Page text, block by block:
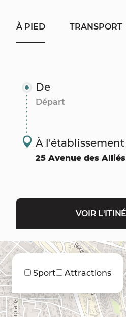
Sport Attractions
À PIED TRANSPORT
De
À l'établissement
25 Avenue des Alliés
VOIR